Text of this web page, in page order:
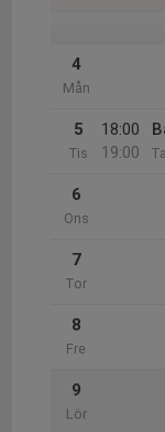
4
Mån
5
Tis
18:00
19:00
6
Ons
7
Tor
8
Fre
9
Lör